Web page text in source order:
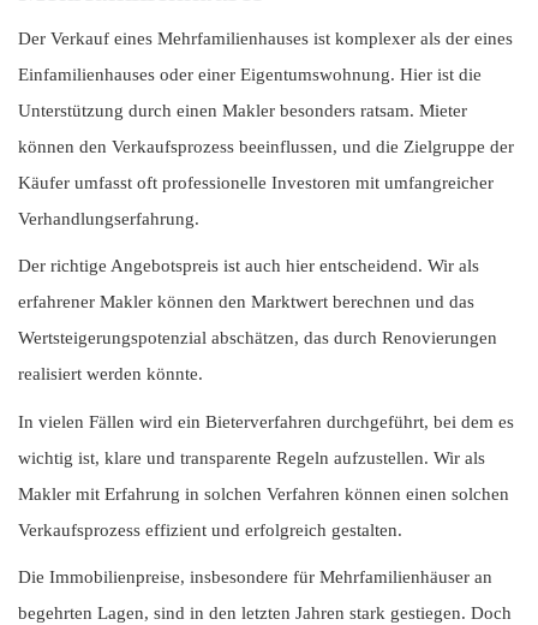
Der Verkauf eines Mehrfamilienhauses ist komplexer als der eines
Einfamilienhauses oder einer Eigentumswohnung. Hier ist die
Unterstützung durch einen Makler besonders ratsam. Mieter
können den Verkaufsprozess beeinflussen, und die Zielgruppe der
Käufer umfasst oft professionelle Investoren mit umfangreicher
Verhandlungserfahrung.
Der richtige Angebotspreis ist auch hier entscheidend. Wir als
erfahrener Makler können den Marktwert berechnen und das
Wertsteigerungspotenzial abschätzen, das durch Renovierungen
realisiert werden könnte.
In vielen Fällen wird ein Bieterverfahren durchgeführt, bei dem es
wichtig ist, klare und transparente Regeln aufzustellen. Wir als
Makler mit Erfahrung in solchen Verfahren können einen solchen
Verkaufsprozess effizient und erfolgreich gestalten.
Die Immobilienpreise, insbesondere für Mehrfamilienhäuser an
begehrten Lagen, sind in den letzten Jahren stark gestiegen. Doch